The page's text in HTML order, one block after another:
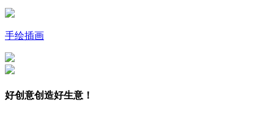
手绘插画
好创意创造好生意！